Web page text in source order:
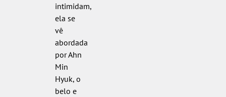
intimidam,
ela se
vê
abordada
por Ahn
Min
Hyuk, o
belo e